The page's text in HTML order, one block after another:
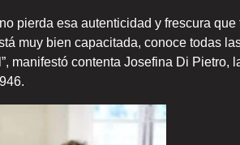
pierda esa autenticidad y frescura
muy bien capacitada, conoce todas
manifestó contenta Josefina Di Pietro,